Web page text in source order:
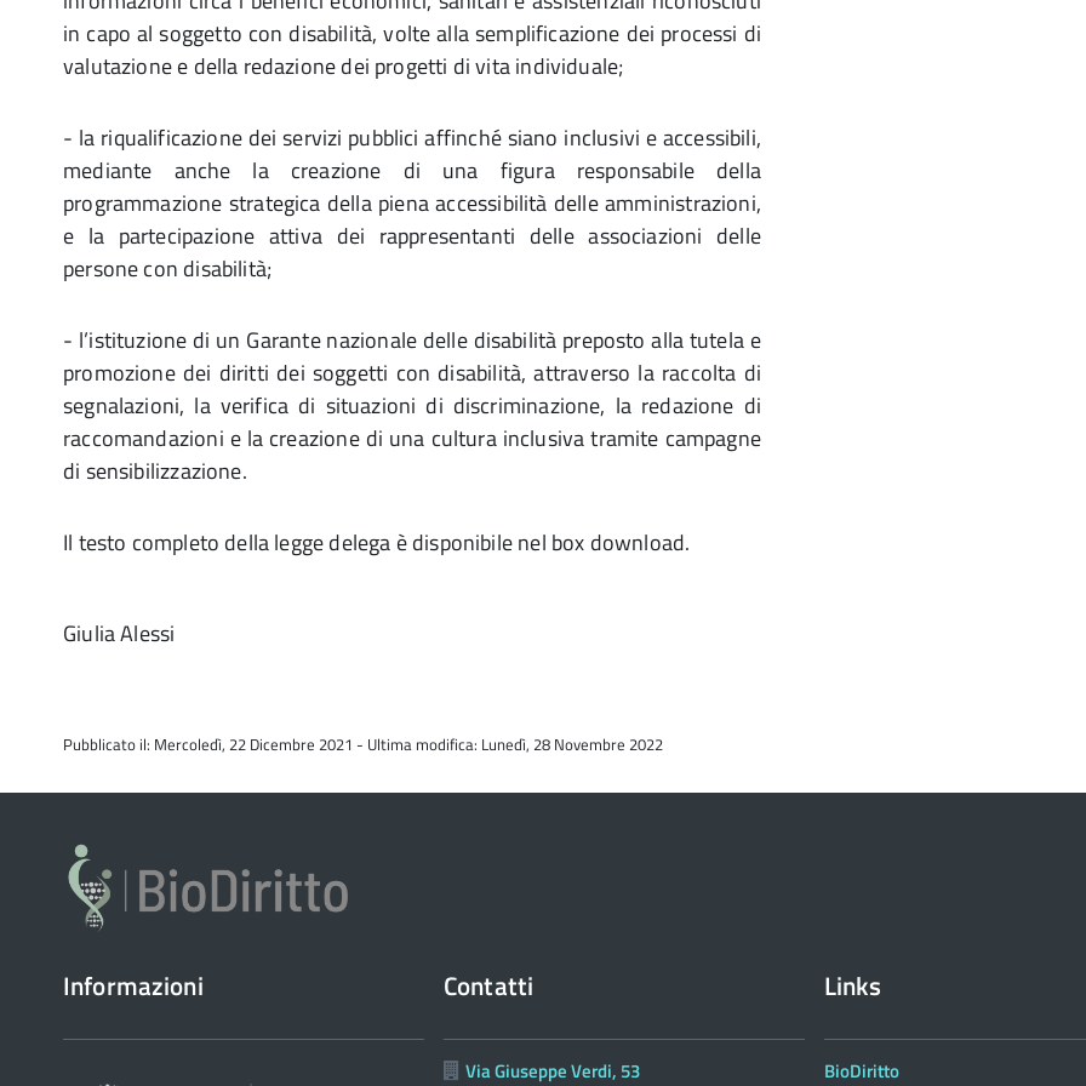
in capo al soggetto con disabilità, volte alla semplificazione dei processi di
valutazione e della redazione dei progetti di vita individuale;
- la riqualificazione dei servizi pubblici affinché siano inclusivi e accessibili,
mediante anche la creazione di una figura responsabile della
programmazione strategica della piena accessibilità delle amministrazioni,
e la partecipazione attiva dei rappresentanti delle associazioni delle
persone con disabilità;
- l’istituzione di un Garante nazionale delle disabilità preposto alla tutela e
promozione dei diritti dei soggetti con disabilità, attraverso la raccolta di
segnalazioni, la verifica di situazioni di discriminazione, la redazione di
raccomandazioni e la creazione di una cultura inclusiva tramite campagne
di sensibilizzazione.
Il testo completo della legge delega è disponibile nel box download.
Giulia Alessi
Pubblicato il: Mercoledì, 22 Dicembre 2021 - Ultima modifica: Lunedì, 28 Novembre 2022
Informazioni Contatti
Via Giuseppe Verdi, 53
Links
BioDiritto